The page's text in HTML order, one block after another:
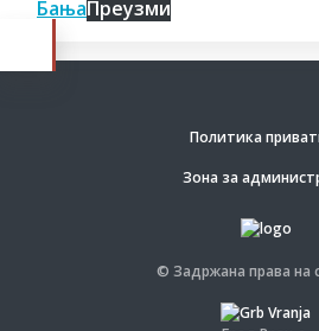
БањаПреузми
Политика
Зона за
© Задржана права на